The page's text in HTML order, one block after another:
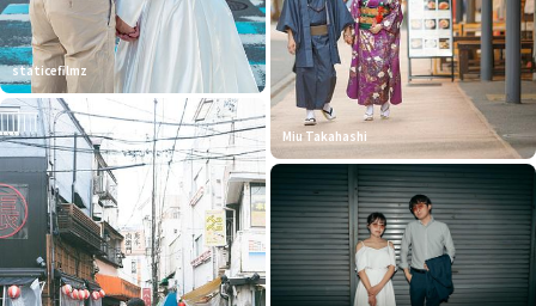
staticefilmz
Miu Takahashi